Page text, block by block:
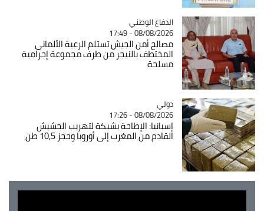
Catégorie
الدفاع الوطني
08/08/2026 - 17:49
مصالح أمن الجيش تستلم الرعية الألماني
المختطف بالنيجر من طرف مجموعة إجرامية
مسلحة
Catégorie
دولي
08/08/2026 - 17:26
إسبانيا: الإطاحة بشبكة لتهريب الحشيش
القادم من المغرب إلى أوروبا وحجز 10,5 طن